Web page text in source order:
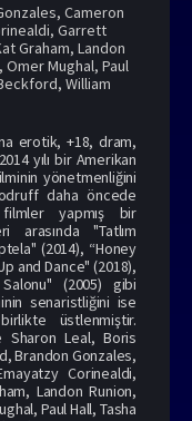
, Cameron
, Garrett
Graham, Landon
, Omer Mughal, Paul
, William
erotik, +18, dram,
yılı bir Amerikan
yönetmenliğini
daha öncede
yapmış bir
arasında "Tatlım
(2014), “Honey
and Dance" (2018),
(2005) gibi
senaristliğini ise
üstlenmiştir.
Sharon Leal, Boris
Brandon Gonzales,
Corinealdi,
Landon Runion,
Paul Hall, Tasha